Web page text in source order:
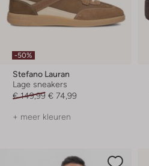
-50%
Stefano Lauran
Lage sneakers
€ 149,99 € 74,99
+ meer kleuren